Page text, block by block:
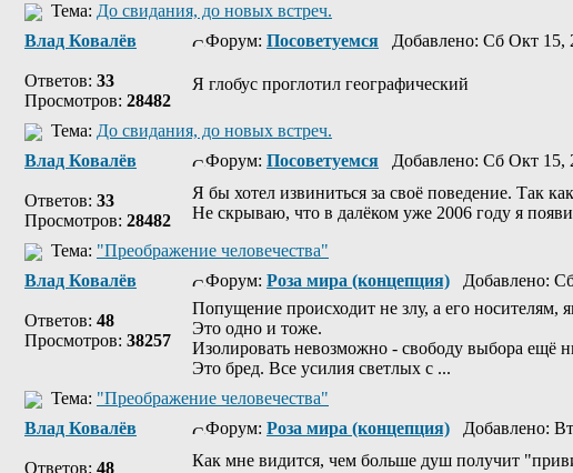
Тема: До свидания, до новых встреч.
Влад Ковалёв
Ответов: 33
Просмотров: 28482
Форум: Посоветуемся Добавлено: Сб Окт 15,
Я глобус проглотил географический
Тема: До свидания, до новых встреч.
Влад Ковалёв
Ответов: 33
Просмотров: 28482
Форум: Посоветуемся Добавлено: Сб Окт 15,
Я бы хотел извиниться за своё поведение. Так
Не скрываю, что в далёком уже 2006 году я
Тема: "Преображение человечества"
Влад Ковалёв
Ответов: 48
Просмотров: 38257
Форум: Роза мира (концепция) Добавлено:
Попущение происходит не злу, а его
Это одно и тоже.
Изолировать невозможно - свободу выбора ещё
Это бред. Все усилия светлых с ...
Тема: "Преображение человечества"
Влад Ковалёв
Ответов: 48
Форум: Роза мира (концепция) Добавлено:
Как мне видится, чем больше душ получит